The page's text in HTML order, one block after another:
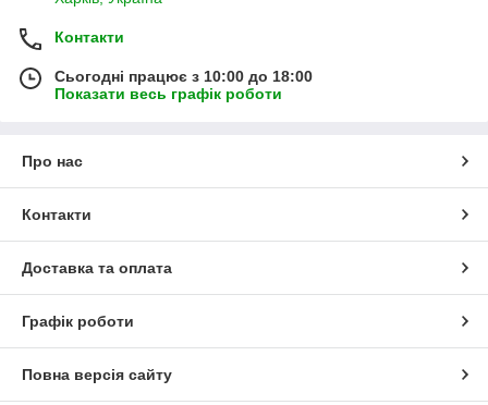
Контакти
Сьогодні працює з 10:00 до 18:00
Показати весь графік роботи
Про нас
Контакти
Доставка та оплата
Графік роботи
Повна версія сайту